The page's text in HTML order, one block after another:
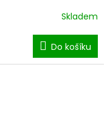
R
M
A
Skladem
Do košíku